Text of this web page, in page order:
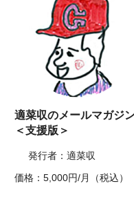
適菜収のメールマガジ
＜支援版＞
発行者：適菜収
価格：5,000円/月（税込）